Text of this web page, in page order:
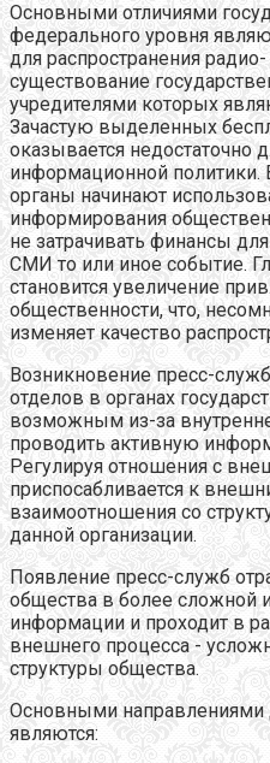
Основными отличиями
федерального уровня
для распространения
существование
учредителями которых
Зачастую выделенных
оказывается недостаточно
информационной
органы начинают
информирования
не затрачивать финансы
СМИ то или иное событие.
становится увеличение
общественности, что,
изменяет качество
Возникновение пресс-
отделов в органах
возможным из-за
проводить активную
Регулируя отношения с
приспосабливается к
взаимоотношения со
данной организации.
Появление пресс-служб
общества в более сложной
информации и проходит в
внешнего процесса -
структуры общества.
Основными направлениями
являются: